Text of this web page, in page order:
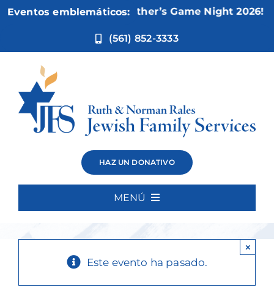
Eventos emblemáticos:
Nov 5:Not Your Mother’s Game Night 2026!
(561) 852-3333
HAZ UN DONATIVO
MENÚ
Quiénes somos
Nuestros servicios
Canasta
Basics
Este evento ha pasado.
×